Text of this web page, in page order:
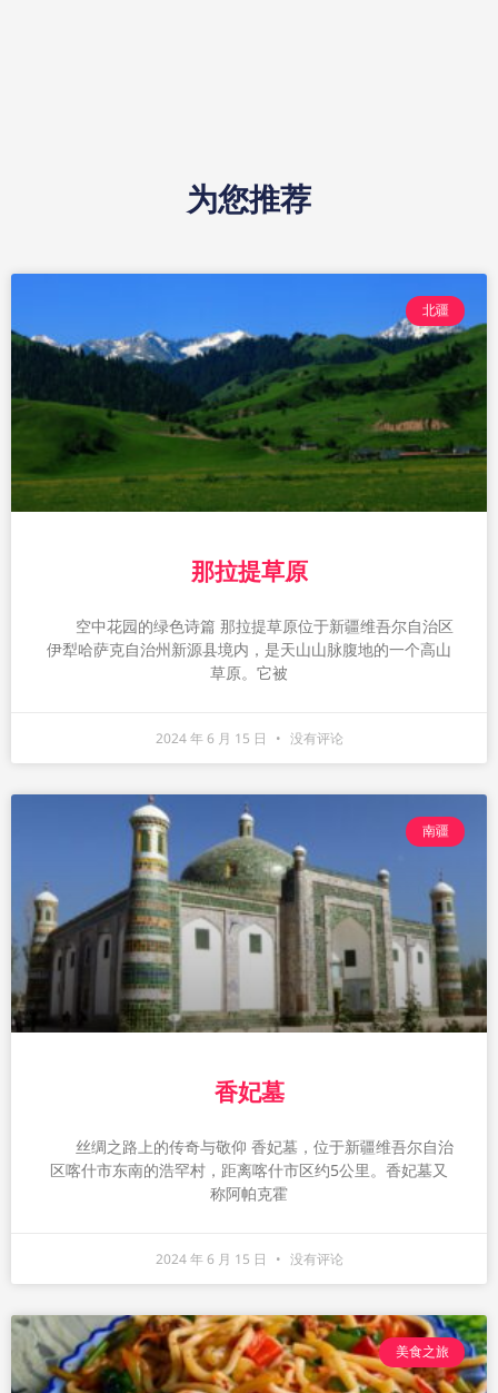
为您推荐
北疆
那拉提草原
空中花园的绿色诗篇 那拉提草原位于新疆维吾尔自治区
伊犁哈萨克自治州新源县境内，是天山山脉腹地的一个高山
草原。它被
2024 年 6 月 15 日 没有评论
南疆
香妃墓
丝绸之路上的传奇与敬仰 香妃墓，位于新疆维吾尔自治
区喀什市东南的浩罕村，距离喀什市区约5公里。香妃墓又
称阿帕克霍
2024 年 6 月 15 日 没有评论
美食之旅